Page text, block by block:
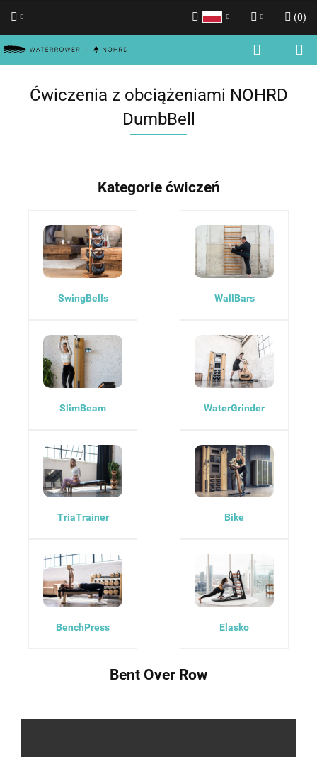
Zaloguj się
Dodaj zgłoszenie
(0)
Ćwiczenia z obciążeniami NOHRD
DumbBell
Kategorie ćwiczeń
SwingBells
SlimBeam
TriaTrainer
BenchPress
WallBars
WaterGrinder
Bike
Elasko
Bent Over Row